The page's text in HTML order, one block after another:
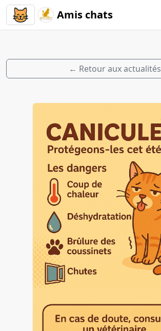
Amis chats
← Retour aux actualités